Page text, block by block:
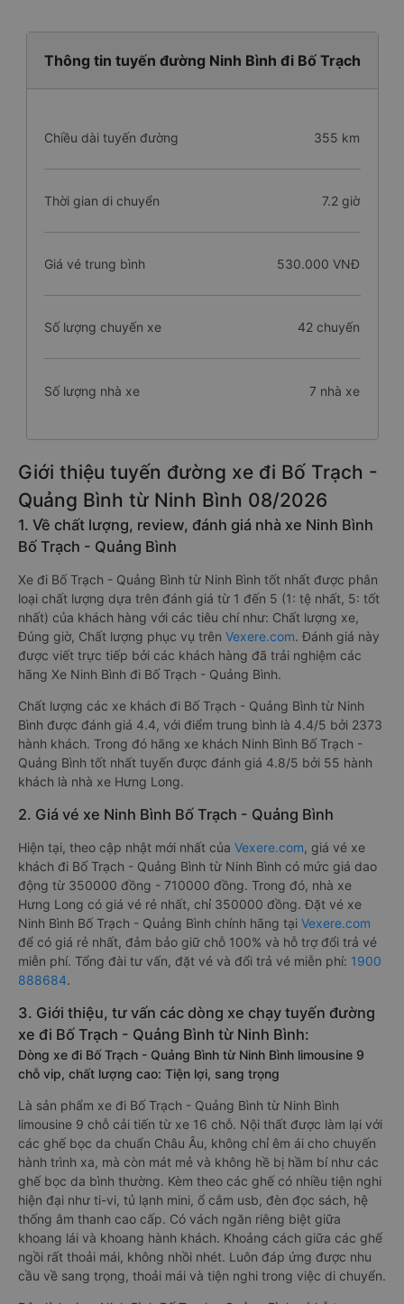
Thông tin tuyến đường Ninh Bình đi Bố Trạch
Chiều dài tuyến đường 355 km
Thời gian di chuyển 7.2 giờ
Giá vé trung bình 530.000 VNĐ
Số lượng chuyến xe 42 chuyến
Số lượng nhà xe 7 nhà xe
Giới thiệu tuyến đường xe đi Bố Trạch -
Quảng Bình từ Ninh Bình 08/2026
1. Về chất lượng, review, đánh giá nhà xe Ninh Bình
Bố Trạch - Quảng Bình
Xe đi Bố Trạch - Quảng Bình từ Ninh Bình tốt nhất được phân
loại chất lượng dựa trên đánh giá từ 1 đến 5 (1: tệ nhất, 5: tốt
nhất) của khách hàng với các tiêu chí như: Chất lượng xe,
Đúng giờ, Chất lượng phục vụ trên Vexere.com. Đánh giá này
được viết trực tiếp bởi các khách hàng đã trải nghiệm các
hãng Xe Ninh Bình đi Bố Trạch - Quảng Bình.
Chất lượng các xe khách đi Bố Trạch - Quảng Bình từ Ninh
Bình được đánh giá 4.4, với điểm trung bình là 4.4/5 bởi 2373
hành khách. Trong đó hãng xe khách Ninh Bình Bố Trạch -
Quảng Bình tốt nhất tuyến được đánh giá 4.8/5 bởi 55 hành
khách là nhà xe Hưng Long.
2. Giá vé xe Ninh Bình Bố Trạch - Quảng Bình
Hiện tại, theo cập nhật mới nhất của Vexere.com, giá vé xe
khách đi Bố Trạch - Quảng Bình từ Ninh Bình có mức giá dao
động từ 350000 đồng - 710000 đồng. Trong đó, nhà xe
Hưng Long có giá vé rẻ nhất, chỉ 350000 đồng. Đặt vé xe
Ninh Bình Bố Trạch - Quảng Bình chính hãng tại Vexere.com
để có giá rẻ nhất, đảm bảo giữ chỗ 100% và hỗ trợ đổi trả vé
miễn phí. Tổng đài tư vấn, đặt vé và đổi trả vé miễn phí: 1900
888684.
3. Giới thiệu, tư vấn các dòng xe chạy tuyến đường
xe đi Bố Trạch - Quảng Bình từ Ninh Bình:
Dòng xe đi Bố Trạch - Quảng Bình từ Ninh Bình limousine 9
chỗ vip, chất lượng cao: Tiện lợi, sang trọng
Là sản phẩm xe đi Bố Trạch - Quảng Bình từ Ninh Bình
limousine 9 chỗ cải tiến từ xe 16 chỗ. Nội thất được làm lại với
các ghế bọc da chuẩn Châu Âu, không chỉ êm ái cho chuyến
hành trình xa, mà còn mát mẻ và không hề bị hầm bí như các
ghế bọc da bình thường. Kèm theo các ghế có nhiều tiện nghi
hiện đại như ti-vi, tủ lạnh mini, ổ cắm usb, đèn đọc sách, hệ
thống âm thanh cao cấp. Có vách ngăn riêng biệt giữa
khoang lái và khoang hành khách. Khoảng cách giữa các ghế
ngồi rất thoải mái, không nhồi nhét. Luôn đáp ứng được nhu
cầu về sang trọng, thoải mái và tiện nghi trong việc di chuyển.